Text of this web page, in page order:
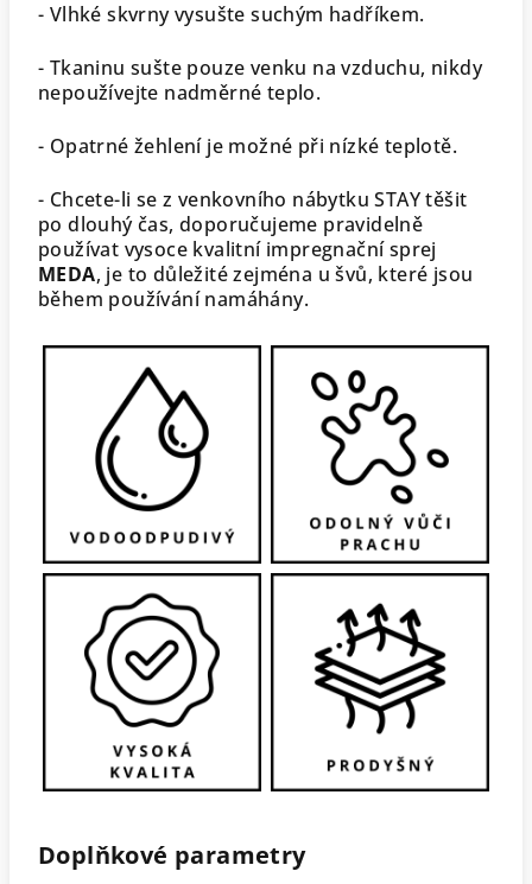
- Vlhké skvrny vysušte suchým hadříkem.
- Tkaninu sušte pouze venku na vzduchu, nikdy
nepoužívejte nadměrné teplo.
- Opatrné žehlení je možné při nízké teplotě.
- Chcete-li se z venkovního nábytku STAY těšit
po dlouhý čas, doporučujeme pravidelně
používat vysoce kvalitní impregnační sprej
MEDA, je to důležité zejména u švů, které jsou
během používání namáhány.
Doplňkové parametry